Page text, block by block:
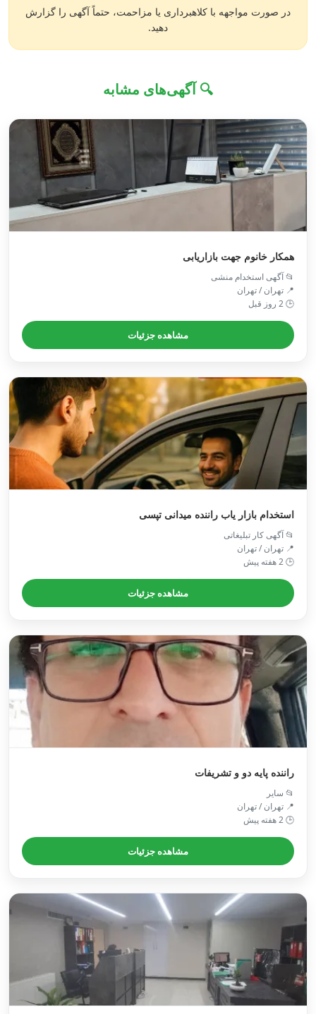
در صورت مواجهه با کلاهبرداری یا مزاحمت، حتماً آگهی را گزارش
دهید.
🔍 آگهی‌های مشابه
همکار خانوم جهت بازاریابی
📂 آگهی استخدام منشی
📍 تهران / تهران
🕒 2 روز قبل
مشاهده جزئیات
استخدام بازار یاب راننده میدانی تپسی
📂 آگهی کار تبلیغاتی
📍 تهران / تهران
🕒 2 هفته پیش
مشاهده جزئیات
راننده پایه دو و تشریفات
📂 سایر
📍 تهران / تهران
🕒 2 هفته پیش
مشاهده جزئیات